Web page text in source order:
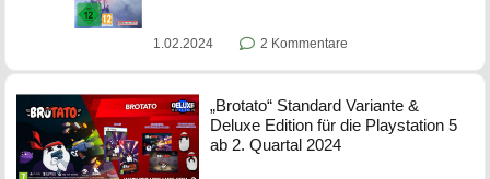
1.02.2024 2 Kommentare
„Brotato“ Standard Variante &
Deluxe Edition für die Playstation 5
ab 2. Quartal 2024